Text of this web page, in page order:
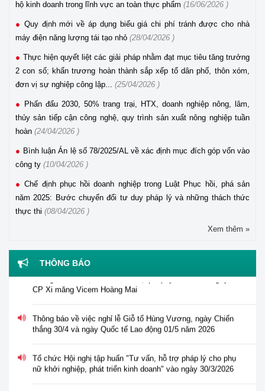
hộ kinh doanh trong lĩnh vực an toàn thực phẩm (16/06/2026 )
Quy định mới về áp dụng biểu giá chi phí tránh được cho nhà
máy điện năng lượng tái tạo nhỏ (28/04/2026 )
Thực hiện quyết liệt các giải pháp nhằm đạt mục tiêu tăng trưởng
2 con số; khẩn trương hoàn thành sắp xếp tổ dân phố, thôn xóm,
đơn vị sự nghiệp công lập...
(25/04/2026 )
Phấn đấu 2030, 50% trang trại, HTX, doanh nghiệp nông, lâm,
thủy sản tiếp cận công nghệ, quy trình sản xuất nông nghiệp tuần
hoàn (24/04/2026 )
Bình luận Án lệ số 78/2025/AL về xác định mục đích góp vốn vào
công ty (10/04/2026 )
Chế định phục hồi doanh nghiệp trong Luật Phục hồi, phá sản
năm 2025: Bước chuyển đổi tư duy pháp lý và những thách thức
thực thi (08/04/2026 )
Xem thêm »
THÔNG BÁO
Thông báo tuyển dụng viên chức năm 2026 của Trung tâm
CP Xi măng Vicem Hoàng Mai
Thông báo về việc nghỉ lễ Giỗ tổ Hùng Vương, ngày Chiến
thắng 30/4 và ngày Quốc tế Lao động 01/5 năm 2026
Tổ chức Hội nghị tập huấn "Tư vấn, hỗ trợ pháp lý cho phụ
nữ khởi nghiệp, phát triển kinh doanh" vào ngày 30/3/2026